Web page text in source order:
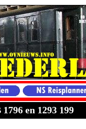
en 1293 199